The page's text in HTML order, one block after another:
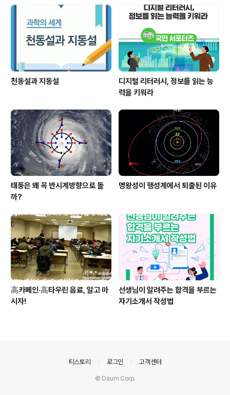
천동설과 지동설
디지털 리터러시, 정보를 읽는 능
력을 키워라
태풍은 왜 꼭 반시계방향으로 돌
까?
명왕성이 행성계에서 퇴출된 이유
高카페인·高타우린 음료, 알고 마
시자!
선생님이 알려주는 합격을 부르는
자기소개서 작성법
티스토리 로그인 고객센터
© Daum Corp.